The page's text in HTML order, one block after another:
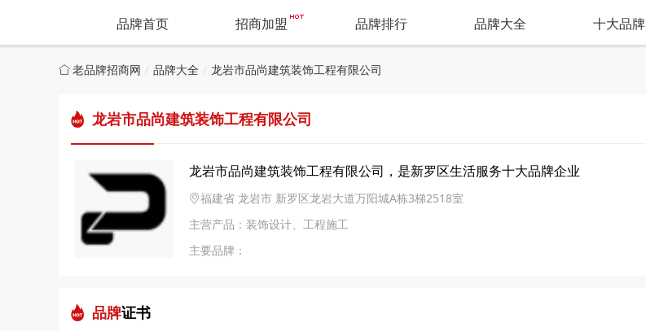
品牌首页 招商加盟 品牌排行 品牌大全 十大品牌
老品牌招商网 品牌大全 龙岩市品尚建筑装饰工程有限公司
龙岩市品尚建筑装饰工程有限公司
龙岩市品尚建筑装饰工程有限公司，是新罗区生活服务十大品牌企业
福建省 龙岩市 新罗区龙岩大道万阳城A栋3梯2518室
主营产品：装饰设计、工程施工
主要品牌：
品牌证书